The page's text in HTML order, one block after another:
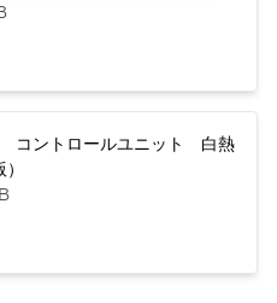
コントロールユニット 白熱